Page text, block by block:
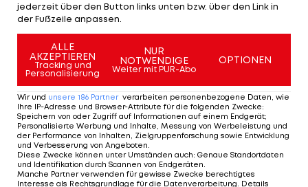
Zwarakonferenz Stammtisch
Bei den Kölnern waren zwei Spieler und ein
Physiotherapeut positiv auf das Coronavirus
getestet worden.
Gemäß den Richtlinien der Gesundheitsämter und
auch des Konzepts der Deutschen Fußball-Liga
müssen die Vereine nur positive Fälle melden -
jederzeit über den Button links unten bzw. über den Link in
der Fußzeile anpassen.
ALLE
AKZEPTIEREN
Tracking und
Personalisierung
NUR
NOTWENDIGE
Weiter mit PUR-Abo
OPTIONEN
Wir und unsere 186 Partner verarbeiten personenbezogene Daten, wie
Ihre IP-Adresse und Browser-Attribute für die folgenden Zwecke:
Speichern von oder Zugriff auf Informationen auf einem Endgerät;
Personalisierte Werbung und Inhalte, Messung von Werbeleistung und
der Performance von Inhalten, Zielgruppenforschung sowie Entwicklung
und Verbesserung von Angeboten.
Diese Zwecke können unter Umständen auch: Genaue Standortdaten
und Identifikation durch Scannen von Endgeräten.
Manche Partner verwenden für gewisse Zwecke berechtigtes
Interesse als Rechtsgrundlage für die Datenverarbeitung. Details